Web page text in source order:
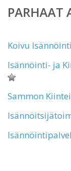
PARHAAT
Koivu
Isännöinti- ja
Sammon